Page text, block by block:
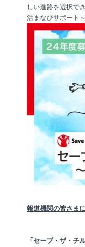
しい進路を選択で
活まなびサポート
報道機関の皆さま
「セーブ・ザ・チ